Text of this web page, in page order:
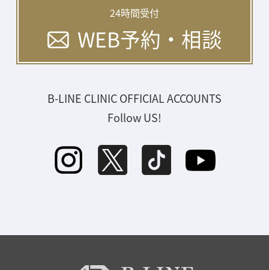
24時間受付
WEB予約・相談
B-LINE CLINIC OFFICIAL ACCOUNTS
Follow US!